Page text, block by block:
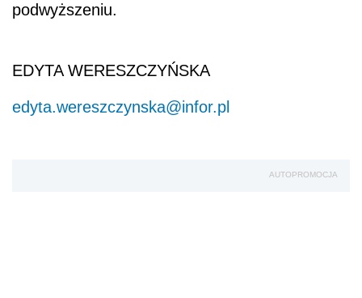
podwyższeniu.
EDYTA WERESZCZYŃSKA
edyta.wereszczynska@infor.pl
AUTOPROMOCJA